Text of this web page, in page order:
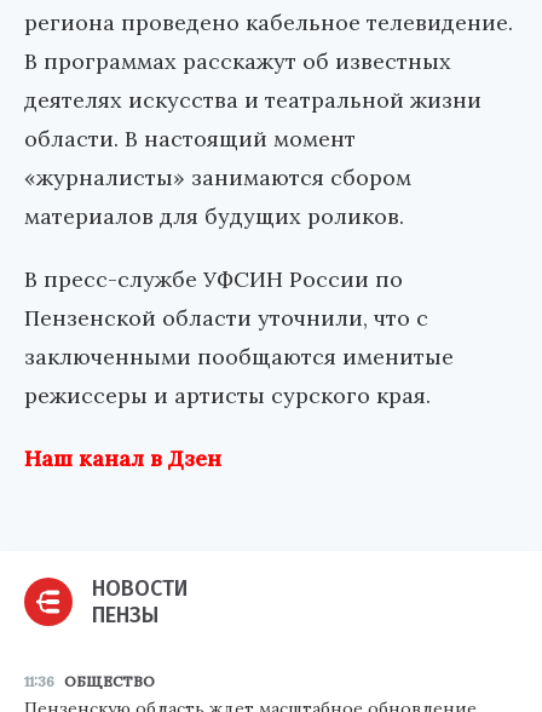
региона проведено кабельное телевидение.
В программах расскажут об известных
деятелях искусства и театральной жизни
области. В настоящий момент
«журналисты» занимаются сбором
материалов для будущих роликов.
В пресс-службе УФСИН России по
Пензенской области уточнили, что с
заключенными пообщаются именитые
режиссеры и артисты сурского края.
Наш канал в Дзен
НОВОСТИ
ПЕНЗЫ
11:36 ОБЩЕСТВО